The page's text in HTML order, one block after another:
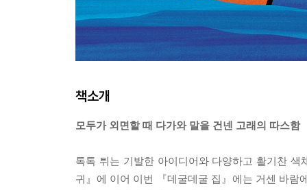
책소개
모두가 외면할 때 다가와 말을 건넨 고래의 따스함
톡톡 튀는 기발한 아이디어와 다양하고 활기찬
귀』에 이어 이번 『데굴데굴 집』에는 거센 바람